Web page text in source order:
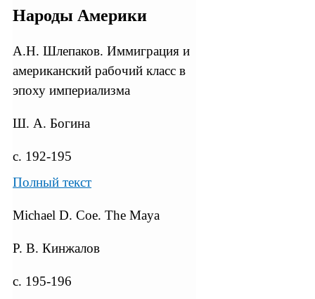
Народы Америки
А.Н. Шлепаков. Иммиграция и
американский рабочий класс в
эпоху империализма
Ш. А. Богина
с. 192-195
Полный текст
Michael D. Сое. The Maya
Р. В. Кинжалов
с. 195-196